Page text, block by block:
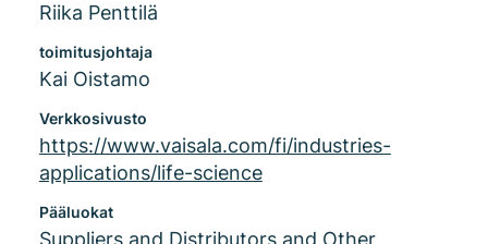
Riika Penttilä
toimitusjohtaja
Kai Oistamo
Verkkosivusto
https://www.vaisala.com/fi/industries-
applications/life-science
Pääluokat
Suppliers and Distributors and Other